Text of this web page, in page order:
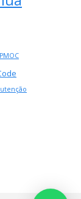
PMOC